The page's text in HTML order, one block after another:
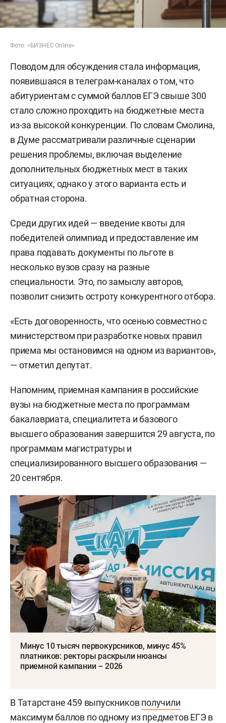
Фото: «БИЗНЕС Online»
Поводом для обсуждения стала информация,
появившаяся в телеграм-каналах о том, что
абитуриентам с суммой баллов ЕГЭ свыше 300
стало сложно проходить на бюджетные места
из-за высокой конкуренции. По словам Смолина,
в Думе рассматривали различные сценарии
решения проблемы, включая выделение
дополнительных бюджетных мест в таких
ситуациях, однако у этого варианта есть и
обратная сторона.
Среди других идей — введение квоты для
победителей олимпиад и предоставление им
права подавать документы по льготе в
несколько вузов сразу на разные
специальности. Это, по замыслу авторов,
позволит снизить остроту конкурентного отбора.
«Есть договоренность, что осенью совместно с
министерством при разработке новых правил
приема мы остановимся на одном из вариантов»,
— отметил депутат.
Напомним, приемная кампания в российские
вузы на бюджетные места по программам
бакалавриата, специалитета и базового
высшего образования завершится 29 августа, по
программам магистратуры и
специализированного высшего образования —
20 сентября.
Минус 10 тысяч первокурсников, минус 45%
платников: ректоры раскрыли нюансы
приемной кампании – 2026
В Татарстане 459 выпускниковполучили
максимум баллов по одному из предметов ЕГЭ в